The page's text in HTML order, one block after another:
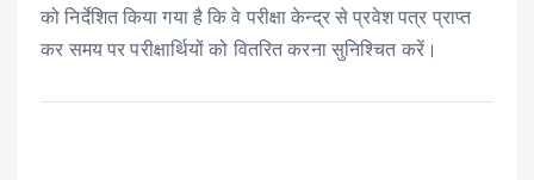
को निर्देशित किया गया है कि वे परीक्षा केन्द्र से प्रवेश पत्र प्राप्त
कर समय पर परीक्षार्थियों को वितरित करना सुनिश्चित करें।